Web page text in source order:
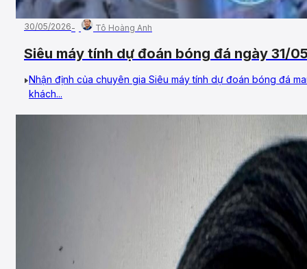
30/05/2026 Tô Hoàng Anh
Siêu máy tính dự đoán bóng đá ngày 31/
Nhận định của chuyên gia Siêu máy tính dự đoán bóng đá
khách...